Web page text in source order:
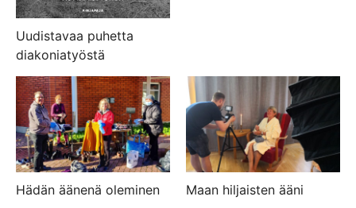
Uudistavaa puhetta
diakoniatyöstä
Hädän äänenä oleminen Maan hiljaisten ääni